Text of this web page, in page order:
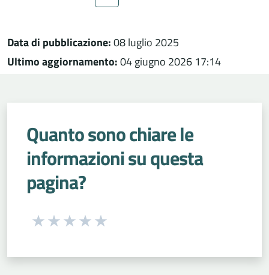
Data di pubblicazione:08 luglio 2025
Ultimo aggiornamento:04 giugno 2026 17:14
Quanto sono chiare le
informazioni su questa
pagina?
Seleziona una valutazione da 1 a 5 stelle